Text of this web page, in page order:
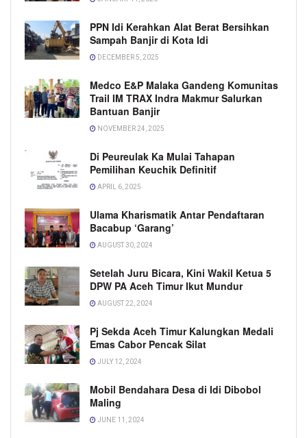
PPN Idi Kerahkan Alat Berat Bersihkan
Sampah Banjir di Kota Idi
DECEMBER 5, 2025
Medco E&P Malaka Gandeng Komunitas
Trail IM TRAX Indra Makmur Salurkan
Bantuan Banjir
NOVEMBER 24, 2025
Di Peureulak Ka Mulai Tahapan
Pemilihan Keuchik Definitif
APRIL 6, 2025
Ulama Kharismatik Antar Pendaftaran
Bacabup ‘Garang’
AUGUST 30, 2024
Setelah Juru Bicara, Kini Wakil Ketua 5
DPW PA Aceh Timur Ikut Mundur
AUGUST 22, 2024
Pj Sekda Aceh Timur Kalungkan Medali
Emas Cabor Pencak Silat
JULY 12, 2024
Mobil Bendahara Desa di Idi Dibobol
Maling
JUNE 11, 2024